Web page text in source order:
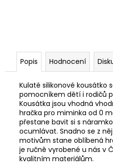
Popis Hodnocení
Kulaté silikonové kousátko
pomocníkem dětí i rodičů
Kousátka jsou vhodná
hračka pro miminka od 0
přestane bavit si s
ocumlávat. Snadno se z
motivům stane oblíbená
je ručně vyrobené u nás v
kvalitním materiálům.